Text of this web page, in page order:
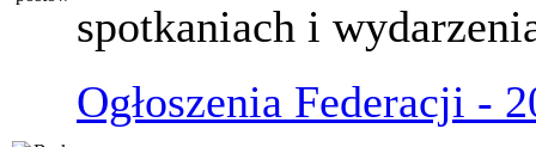
spotkaniach i
Ogłoszenia Federacji -